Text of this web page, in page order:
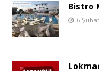
Bistro
6